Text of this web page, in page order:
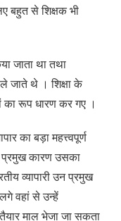
बहुत से शिक्षक भी
जाता था तथा
जाते थे । शिक्षा के
का रूप धारण कर गए ।
का बड़ा महत्त्वपूर्ण
प्रमुख कारण उसका
व्यापारी उन प्रमुख
लगे वहां से उन्हें
माल भेजा जा सकता